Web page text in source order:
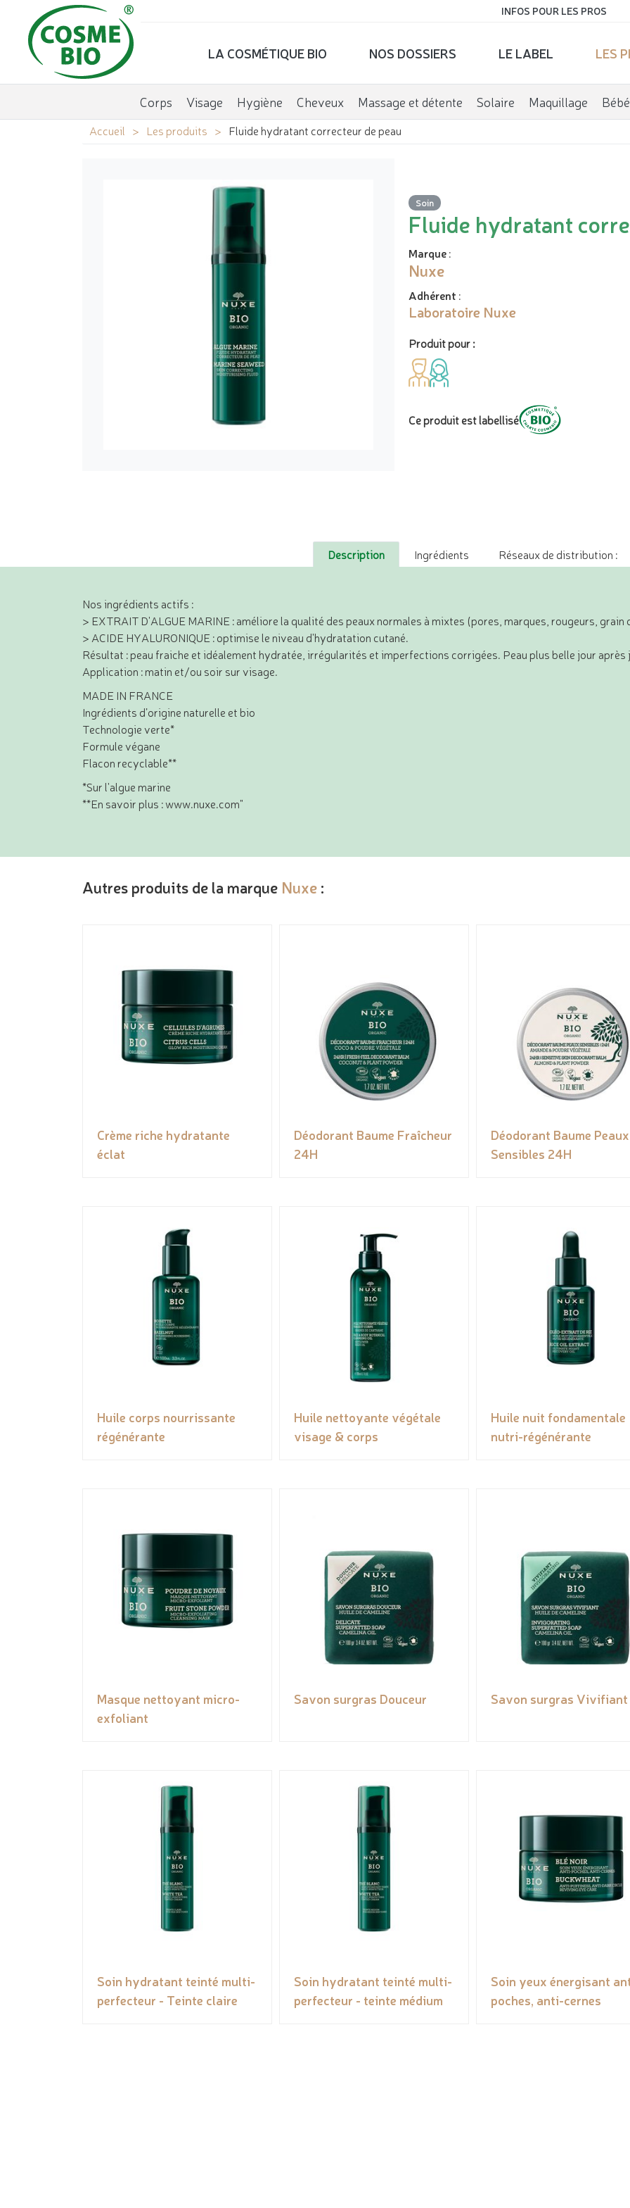
INFOS POUR LES PROS
LA COSMÉTIQUE BIO NOS DOSSIERS LE LABEL LES
Corps Visage Hygiène Cheveux Massage et détente Solaire Maquillage Bébé
Accueil Les produits Fluide hydratant correcteur de peau
Soin
Fluide hydratant
Marque:
Nuxe
Adhérent :
Laboratoire Nuxe
Produit pour :
Ce produit est labellisé
Description Ingrédients Réseaux de distribution :
Nos ingrédients actifs :
> EXTRAIT D'ALGUE MARINE : améliore la qualité des peaux normales à mixtes (pores, marques, rougeurs, grain
> ACIDE HYALURONIQUE : optimise le niveau d'hydratation cutané.
Résultat : peau fraiche et idéalement hydratée, irrégularités et imperfections corrigées. Peau plus belle jour après
Application : matin et/ou soir sur visage.
MADE IN FRANCE
Ingrédients d’origine naturelle et bio
Technologie verte*
Formule végane
Flacon recyclable**
*Sur l'algue marine
**En savoir plus : www.nuxe.com"
Autres produits de la marque Nuxe :
Crème riche hydratante
éclat
Déodorant Baume Fraîcheur
24H
Déodorant Baume Peaux
Sensibles 24H
Huile corps nourrissante
régénérante
Huile nettoyante végétale
visage & corps
Huile nuit fondamentale
nutri-régénérante
Masque nettoyant micro-
exfoliant
Savon surgras Douceur Savon surgras Vivifiant
Soin hydratant teinté multi-
perfecteur - Teinte claire
Soin hydratant teinté multi-
perfecteur - teinte médium
Soin yeux énergisant
poches, anti-cernes